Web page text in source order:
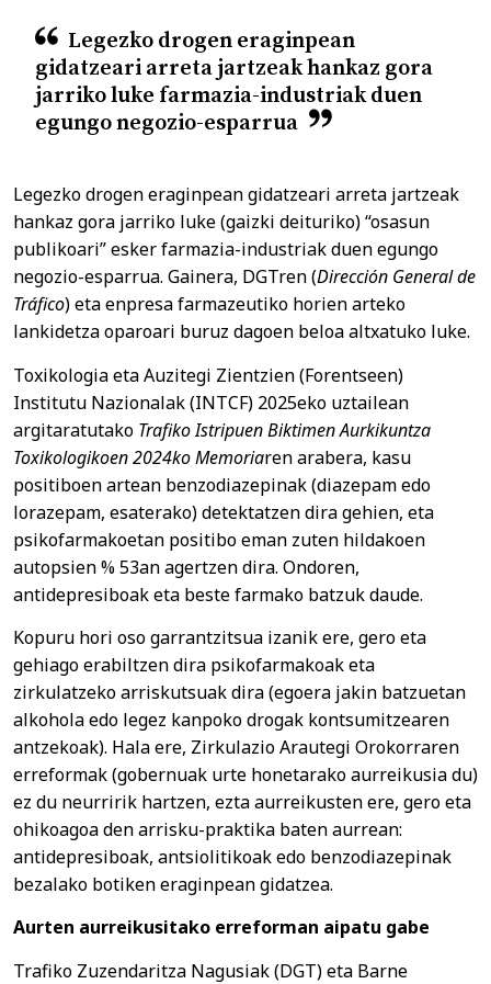
Legezko drogen eraginpean
gidatzeari arreta jartzeak hankaz gora
jarriko luke farmazia-industriak duen
egungo negozio-esparrua
Legezko drogen eraginpean gidatzeari arreta jartzeak
hankaz gora jarriko luke (gaizki deituriko) “osasun
publikoari” esker farmazia-industriak duen egungo
negozio-esparrua. Gainera, DGTren (Dirección General de
Tráfico) eta enpresa farmazeutiko horien arteko
lankidetza oparoari buruz dagoen beloa altxatuko luke.
Toxikologia eta Auzitegi Zientzien (Forentseen)
Institutu Nazionalak (INTCF) 2025eko uztailean
argitaratutako Trafiko Istripuen Biktimen Aurkikuntza
Toxikologikoen 2024ko Memoriaren arabera, kasu
positiboen artean benzodiazepinak (diazepam edo
lorazepam, esaterako) detektatzen dira gehien, eta
psikofarmakoetan positibo eman zuten hildakoen
autopsien % 53an agertzen dira. Ondoren,
antidepresiboak eta beste farmako batzuk daude.
Kopuru hori oso garrantzitsua izanik ere, gero eta
gehiago erabiltzen dira psikofarmakoak eta
zirkulatzeko arriskutsuak dira (egoera jakin batzuetan
alkohola edo legez kanpoko drogak kontsumitzearen
antzekoak). Hala ere, Zirkulazio Arautegi Orokorraren
erreformak (gobernuak urte honetarako aurreikusia du)
ez du neurririk hartzen, ezta aurreikusten ere, gero eta
ohikoagoa den arrisku-praktika baten aurrean:
antidepresiboak, antsiolitikoak edo benzodiazepinak
bezalako botiken eraginpean gidatzea.
Aurten aurreikusitako erreforman aipatu gabe
Trafiko Zuzendaritza Nagusiak (DGT) eta Barne